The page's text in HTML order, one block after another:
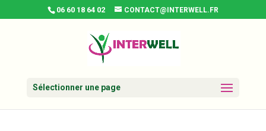
06 60 18 64 02 CONTACT@INTERWELL.FR
Sélectionner une page